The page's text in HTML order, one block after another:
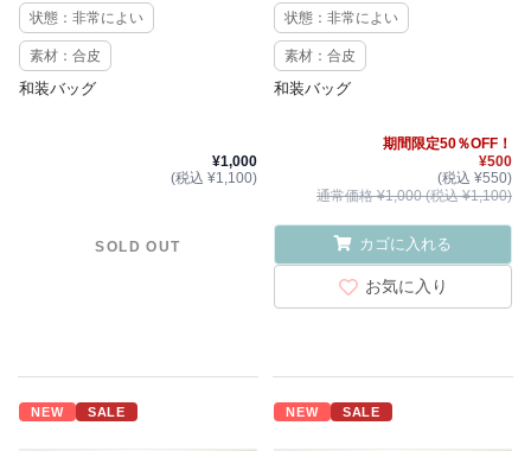
状態：非常によい
素材：合皮
和装バッグ
¥1,000
(税込 ¥1,100)
SOLD OUT
状態：非常によい
素材：合皮
和装バッグ
期間限定50％OFF！
¥500
(税込 ¥550)
通常価格 ¥1,000 (税込 ¥1,100)
カゴに入れる
お気に入り
NEW SALE NEW SALE